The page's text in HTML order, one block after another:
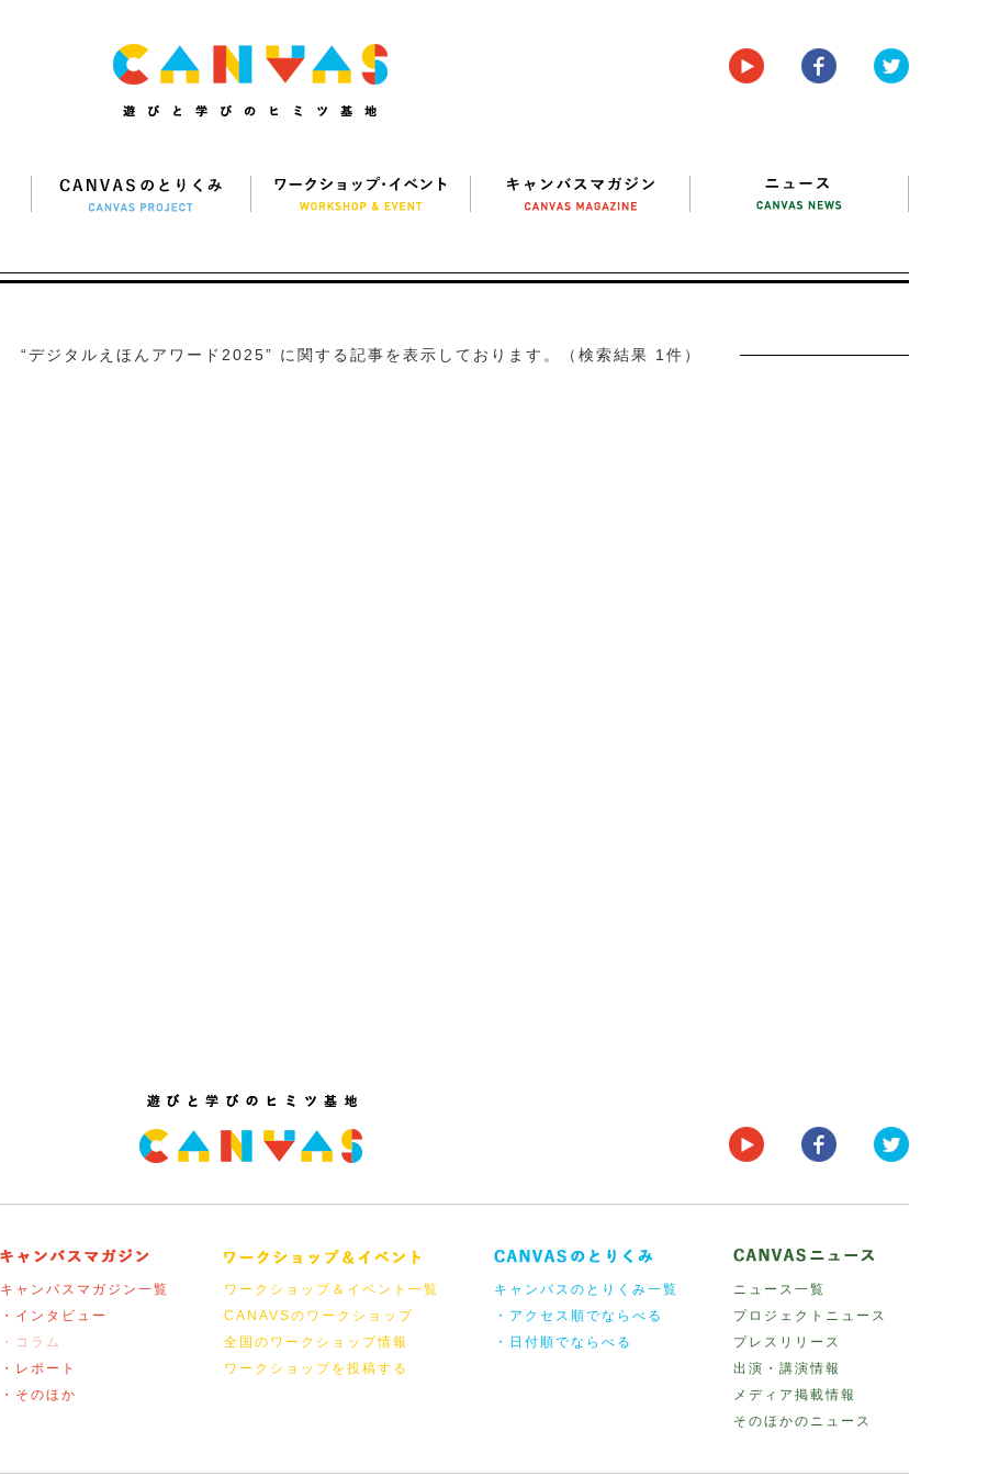
“デジタルえほんアワード2025” に関する記事を表示しております。（検索結果 1件）
キャンバスマガジン一覧
・インタビュー
・コラム
・レポート
・そのほか
ワークショップ＆イベント一覧
CANAVSのワークショップ
全国のワークショップ情報
ワークショップを投稿する
キャンバスのとりくみ一覧
・アクセス順でならべる
・日付順でならべる
ニュース一覧
プロジェクトニュース
プレスリリース
出演・講演情報
メディア掲載情報
そのほかのニュース